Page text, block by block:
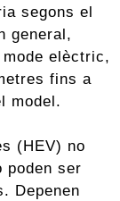
segons el
general,
elèctric,
fins a
model.
(HEV) no
poden ser
Depenen